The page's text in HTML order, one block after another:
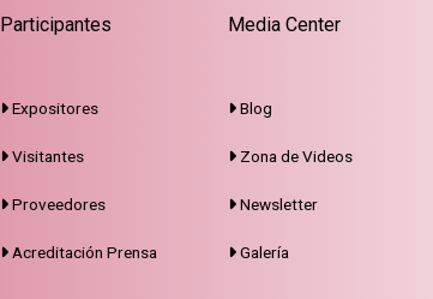
Participantes
Expositores
Visitantes
Proveedores
Acreditación Prensa
Media Center
Blog
Zona de Videos
Newsletter
Galería